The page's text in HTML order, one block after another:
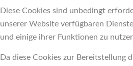
Diese Cookies sind unbedingt
unserer Website verfügbaren
und einige ihrer Funktionen zu
Da diese Cookies zur Bereitstellung